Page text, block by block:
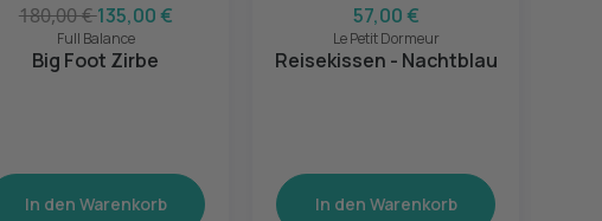
180,00 €135,00 €
Full Balance
Big Foot Zirbe
In den Warenkorb
57,00 €
Le Petit Dormeur
Reisekissen - Nachtblau
In den Warenkorb